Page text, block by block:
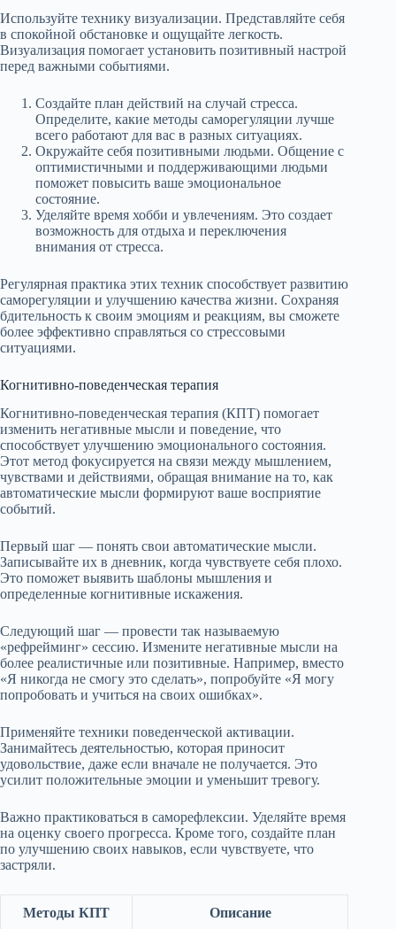
Используйте технику визуализации. Представляйте себя
в спокойной обстановке и ощущайте легкость.
Визуализация помогает установить позитивный настрой
перед важными событиями.
Создайте план действий на случай стресса.
Определите, какие методы саморегуляции лучше
всего работают для вас в разных ситуациях.
Окружайте себя позитивными людьми. Общение с
оптимистичными и поддерживающими людьми
поможет повысить ваше эмоциональное
состояние.
Уделяйте время хобби и увлечениям. Это создает
возможность для отдыха и переключения
внимания от стресса.
Регулярная практика этих техник способствует развитию
саморегуляции и улучшению качества жизни. Сохраняя
бдительность к своим эмоциям и реакциям, вы сможете
более эффективно справляться со стрессовыми
ситуациями.
Когнитивно-поведенческая терапия
Когнитивно-поведенческая терапия (КПТ) помогает
изменить негативные мысли и поведение, что
способствует улучшению эмоционального состояния.
Этот метод фокусируется на связи между мышлением,
чувствами и действиями, обращая внимание на то, как
автоматические мысли формируют ваше восприятие
событий.
Первый шаг — понять свои автоматические мысли.
Записывайте их в дневник, когда чувствуете себя плохо.
Это поможет выявить шаблоны мышления и
определенные когнитивные искажения.
Следующий шаг — провести так называемую
«рефрейминг» сессию. Измените негативные мысли на
более реалистичные или позитивные. Например, вместо
«Я никогда не смогу это сделать», попробуйте «Я могу
попробовать и учиться на своих ошибках».
Применяйте техники поведенческой активации.
Занимайтесь деятельностью, которая приносит
удовольствие, даже если вначале не получается. Это
усилит положительные эмоции и уменьшит тревогу.
Важно практиковаться в саморефлексии. Уделяйте время
на оценку своего прогресса. Кроме того, создайте план
по улучшению своих навыков, если чувствуете, что
застряли.
Методы КПТ Описание